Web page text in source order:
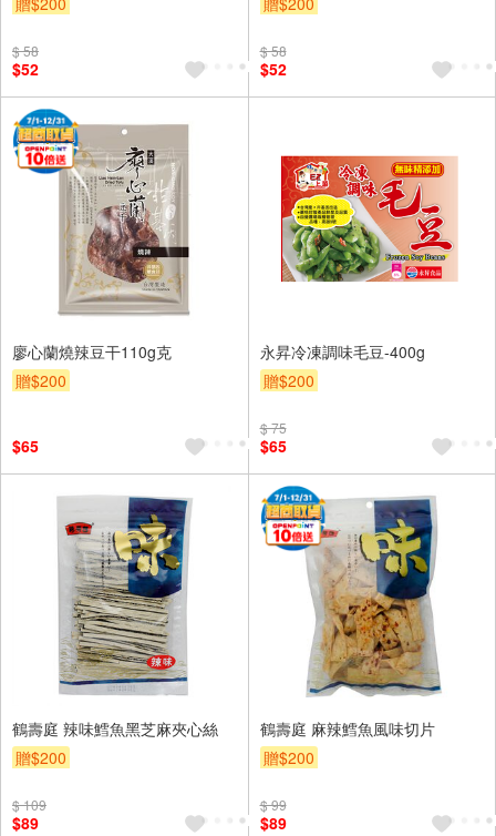
$ 58
$52
$ 58
$52
廖心蘭燒辣豆干110g克
贈$200
$65
永昇冷凍調味毛豆-400g
贈$200
$ 75
$65
鶴壽庭 辣味鱈魚黑芝麻夾心絲
贈$200
$ 109
$89
鶴壽庭 麻辣鱈魚風味切片
贈$200
$ 99
$89